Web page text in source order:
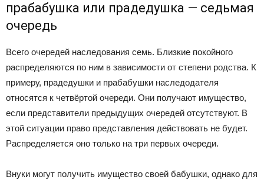
прабабушка или прадедушка — седьмая
очередь
Всего очередей наследования семь. Близкие покойного
распределяются по ним в зависимости от степени родства. К
примеру, прадедушки и прабабушки наследодателя
относятся к четвёртой очереди. Они получают имущество,
если представители предыдущих очередей отсутствуют. В
этой ситуации право представления действовать не будет.
Распределяется оно только на три первых очереди.
Внуки могут получить имущество своей бабушки, однако для